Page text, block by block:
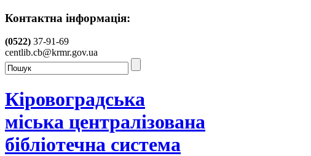
Контактна інформація:
(0522) 37-91-69
centlib.cb@krmr.gov.ua
Кіровоградська
міська централізована
бібліотечна система